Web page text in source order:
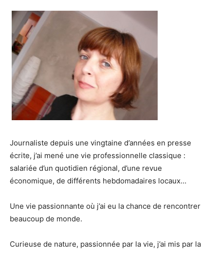
Journaliste depuis une vingtaine d’années en presse
écrite, j’ai mené une vie professionnelle classique :
salariée d’un quotidien régional, d’une revue
économique, de différents hebdomadaires locaux…
Une vie passionnante où j’ai eu la chance de rencontrer
beaucoup de monde.
Curieuse de nature, passionnée par la vie, j’ai mis par la